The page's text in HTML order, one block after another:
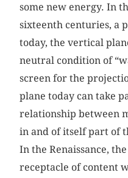
some new energy. In
sixteenth centuries, a
today, the vertical
neutral condition of
screen for the
plane today can take
relationship between
in and of itself part of
In the Renaissance,
receptacle of content